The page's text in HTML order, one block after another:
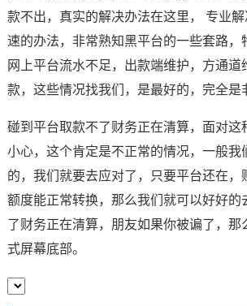
款不出，真实的解决办法在这里， 专业
速的办法，非常熟知黑平台的一些套路，
网上平台流水不足，出款端维护，方通道
款，这些情况找我们，是最好的，完全是
碰到平台取款不了财务正在清算，面对这
小心，这个肯定是不正常的情况，一般我
的，我们就要去应对了，只要平台还在，
额度能正常转换，那么我们就可以好好的
了财务正在清算，朋友如果你被谝了，那
式屏幕底部。